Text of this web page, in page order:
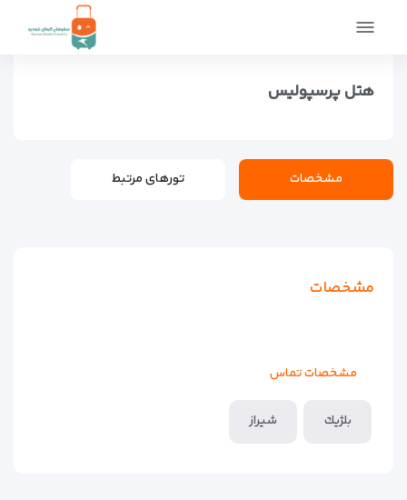
صفحه اصلی
هتل پرسپولیس
مشخصات تورهای مرتبط
مشخصات
مشخصات تماس
بلژيك شیراز